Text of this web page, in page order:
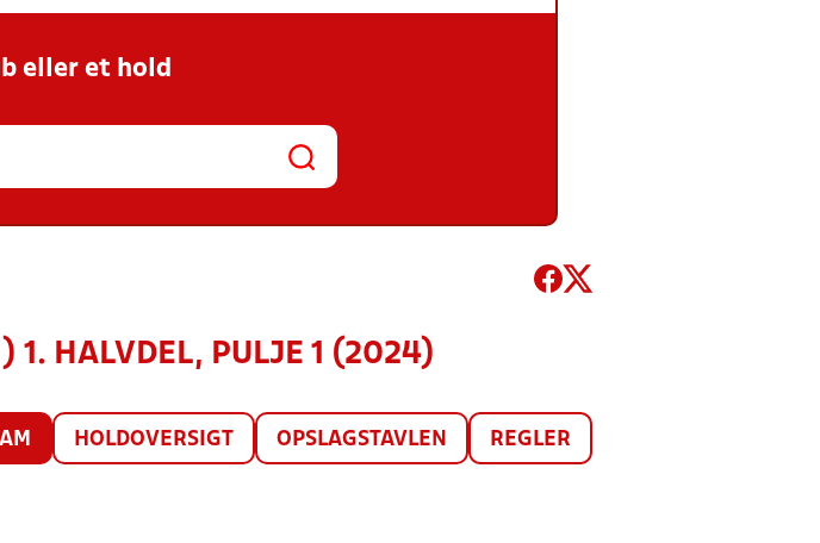
eller et hold
) 1. HALVDEL, PULJE 1 (2024)
HOLDOVERSIGT OPSLAGSTAVLEN REGLER